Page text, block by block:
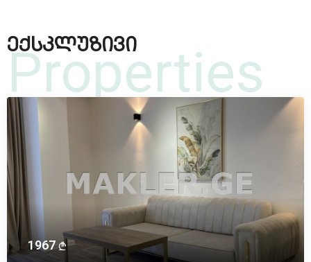
Properties
ექსკლუზივი
1967